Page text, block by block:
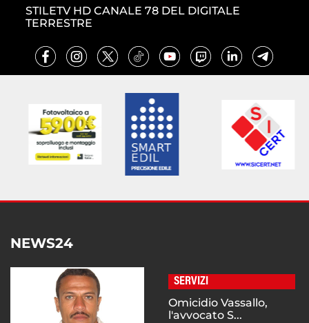
STILETV HD CANALE 78 DEL DIGITALE
TERRESTRE
NEWS24
SERVIZI
Omicidio Vassallo,
l'avvocato S...